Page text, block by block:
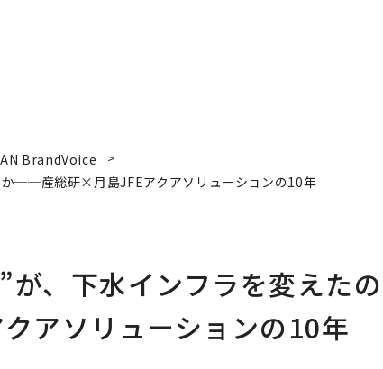
BrandVoice
か──産総研×月島JFEアクアソリューションの10年
、下水インフラを変えたの
アソリューションの10年